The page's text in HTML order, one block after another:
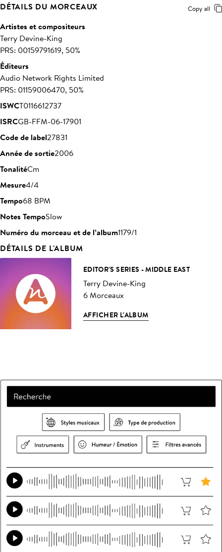
DÉTAILS DU MORCEAUX Copy all
Artistes et compositeurs
Terry Devine-King
PRS: 00159791619, 50%
Éditeurs
Audio Network Rights Limited
PRS: 01159006470, 50%
ISWCT0116612737
ISRCGB-FFM-06-17901
Code de label27831
Année de sortie2006
TonalitéCm
Mesure4/4
Tempo68 BPM
Notes TempoSlow
Numéro du morceau et de l’album1179/1
DÉTAILS DE L'ALBUM
EDITOR'S SERIES - MIDDLE EAST
Terry Devine-King
6 Morceaux
AFFICHER L'ALBUM